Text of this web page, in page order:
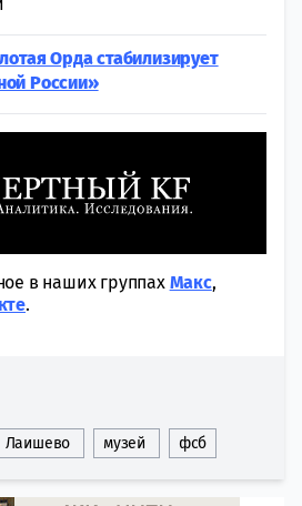
Орда стабилизирует
России»
в наших группах Макс,
.
Лаишево музей фсб